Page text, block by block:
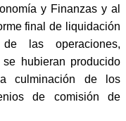
y Finanzas y al
final de liquidación
las operaciones,
hubieran producido
culminación de los
de comisión de